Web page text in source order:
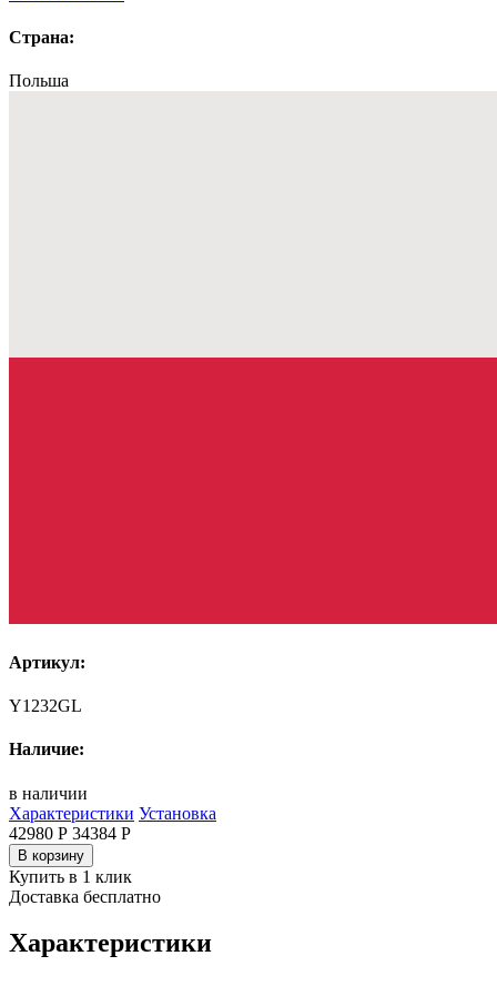
Страна:
Польша
Артикул:
Y1232GL
Наличие:
в наличии
Характеристики Установка
42980 Р 34384 Р
В корзину
Купить в 1 клик
Доставка бесплатно
Характеристики